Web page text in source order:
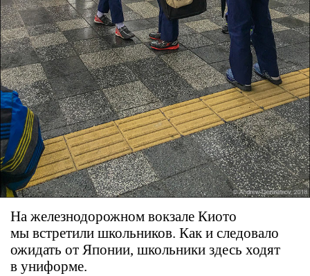
На железнодорожном вокзале Киото
мы встретили школьников. Как и следовало
ожидать от Японии, школьники здесь ходят
в униформе.